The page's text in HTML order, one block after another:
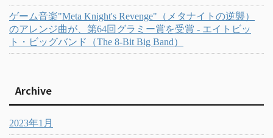
ゲーム音楽"Meta Knight's Revenge"（メタナイトの逆襲）
のアレンジ曲が、第64回グラミー賞を受賞 - エイトビッ
ト・ビッグバンド（The 8-Bit Big Band）
Archive
2023年1月